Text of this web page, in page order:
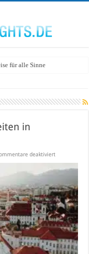
für alle Sinne
in
deaktiviertfür
in
Österreich
2017